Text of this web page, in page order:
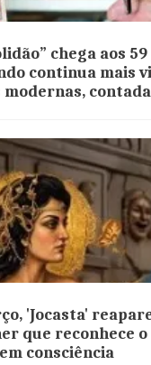
chega aos 59
continua mais
'Jocasta'
que reconhece o
consciência